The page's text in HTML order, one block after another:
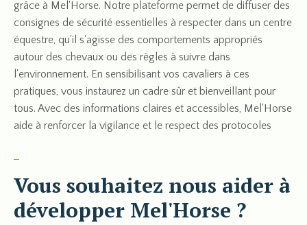
grâce à Mel'Horse. Notre plateforme permet de diffuser des
consignes de sécurité essentielles à respecter dans un centre
équestre, qu'il s'agisse des comportements appropriés
autour des chevaux ou des règles à suivre dans
l'environnement. En sensibilisant vos cavaliers à ces
pratiques, vous instaurez un cadre sûr et bienveillant pour
tous. Avec des informations claires et accessibles, Mel'Horse
aide à renforcer la vigilance et le respect des protocoles
Vous souhaitez nous aider à
développer Mel'Horse ?